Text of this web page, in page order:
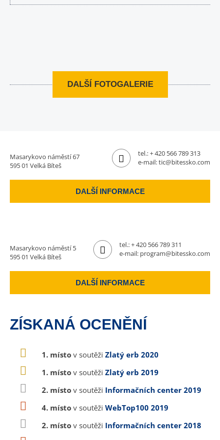
DALŠÍ FOTOGALERIE
Masarykovo náměstí 67
595 01 Velká Bíteš
tel.:+ 420 566 789 313
e-mail:tic@bitessko.com
DALŠÍ INFORMACE
Masarykovo náměstí 5
595 01 Velká Bíteš
tel.:+ 420 566 789 311
e-mail: program@bitessko.com
DALŠÍ INFORMACE
ZÍSKANÁ OCENĚNÍ
1. místo v soutěži Zlatý erb 2020
1. místo v soutěži Zlatý erb 2019
2. místo v soutěži Informačních center 2019
4. místo v soutěži WebTop100 2019
2. místo v soutěži Informačních center 2018